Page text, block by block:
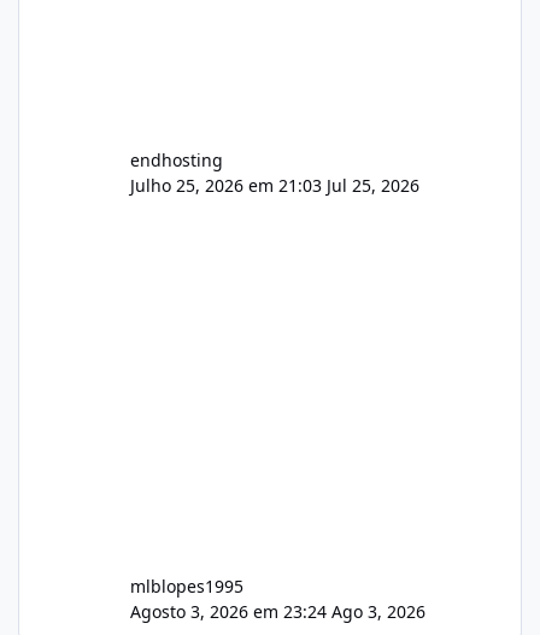
endhosting
Julho 25, 2026 em 21:03 Jul 25, 2026
mlblopes1995
Agosto 3, 2026 em 23:24 Ago 3, 2026